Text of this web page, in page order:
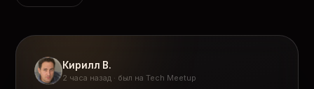
Кирилл В.
2 часа назад · был на Tech Meetup